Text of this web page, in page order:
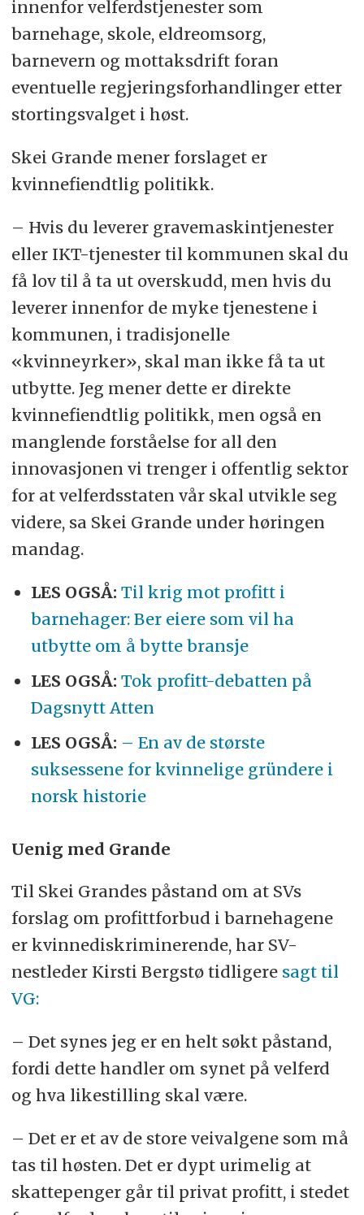
innenfor velferdstjenester som
barnehage, skole, eldreomsorg,
barnevern og mottaksdrift foran
eventuelle regjeringsforhandlinger etter
stortingsvalget i høst.
Skei Grande mener forslaget er
kvinnefiendtlig politikk.
– Hvis du leverer gravemaskintjenester
eller IKT-tjenester til kommunen skal du
få lov til å ta ut overskudd, men hvis du
leverer innenfor de myke tjenestene i
kommunen, i tradisjonelle
«kvinneyrker», skal man ikke få ta ut
utbytte. Jeg mener dette er direkte
kvinnefiendtlig politikk, men også en
manglende forståelse for all den
innovasjonen vi trenger i offentlig sektor
for at velferdsstaten vår skal utvikle seg
videre, sa Skei Grande under høringen
mandag.
LES OGSÅ: Til krig mot profitt i
barnehager: Ber eiere som vil ha
utbytte om å bytte bransje
LES OGSÅ: Tok profitt-debatten på
Dagsnytt Atten
LES OGSÅ: – En av de største
suksessene for kvinnelige gründere i
norsk historie
Uenig med Grande
Til Skei Grandes påstand om at SVs
forslag om profittforbud i barnehagene
er kvinnediskriminerende, har SV-
nestleder Kirsti Bergstø tidligere sagt til
VG:
– Det synes jeg er en helt søkt påstand,
fordi dette handler om synet på velferd
og hva likestilling skal være.
– Det er et av de store veivalgene som må
tas til høsten. Det er dypt urimelig at
skattepenger går til privat profitt, i stedet